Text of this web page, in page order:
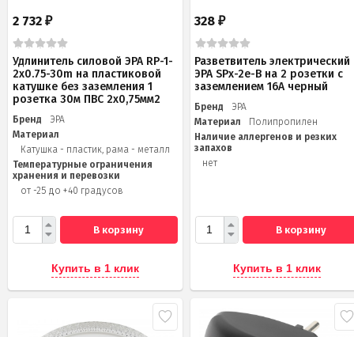
2 732 ₽
Удлинитель силовой ЭРА RP-1-
2x0.75-30m на пластиковой
катушке без заземления 1
розетка 30м ПВС 2х0,75мм2
Бренд
ЭРА
Материал
Катушка - пластик, рама - металл
Температурные ограничения
хранения и перевозки
от -25 до +40 градусов
В корзину
Купить в 1 клик
328₽
Разветвитель электрический
ЭРА SPx-2e-B на 2 розетки с
заземлением 16А черный
Бренд
ЭРА
Материал
Полипропилен
Наличие аллергенов и резких
запахов
нет
В корзину
Купить в 1 клик